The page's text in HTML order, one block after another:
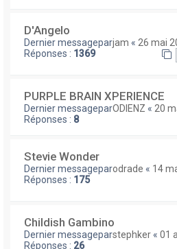
D'Angelo
Dernier messageparjam « 26 mai
Réponses : 1369
PURPLE BRAIN XPERIENCE
Dernier messageparODIENZ « 20
Réponses : 8
Stevie Wonder
Dernier messageparodrade « 14
Réponses : 175
Childish Gambino
Dernier messageparstephker « 01
Réponses : 26